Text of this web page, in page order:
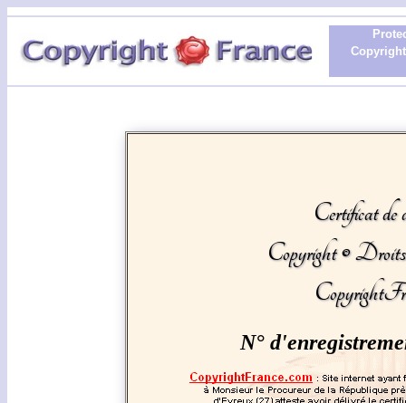
Certificat de
Copyright ©
N°